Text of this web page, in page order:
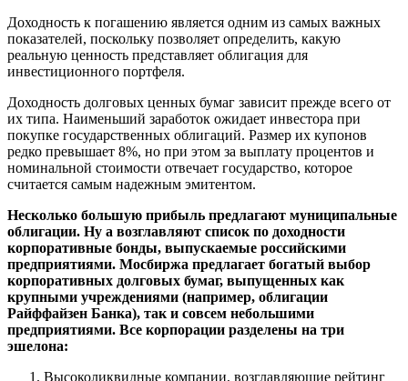
Доходность к погашению является одним из самых важных
показателей, поскольку позволяет определить, какую
реальную ценность представляет облигация для
инвестиционного портфеля.
Доходность долговых ценных бумаг зависит прежде всего от
их типа. Наименьший заработок ожидает инвестора при
покупке государственных облигаций. Размер их купонов
редко превышает 8%, но при этом за выплату процентов и
номинальной стоимости отвечает государство, которое
считается самым надежным эмитентом.
Несколько большую прибыль предлагают муниципальные
облигации. Ну а возглавляют список по доходности
корпоративные бонды, выпускаемые российскими
предприятиями. Мосбиржа предлагает богатый выбор
корпоративных долговых бумаг, выпущенных как
крупными учреждениями (например, облигации
Райффайзен Банка), так и совсем небольшими
предприятиями. Все корпорации разделены на три
эшелона:
Высоколиквидные компании, возглавляющие рейтинг